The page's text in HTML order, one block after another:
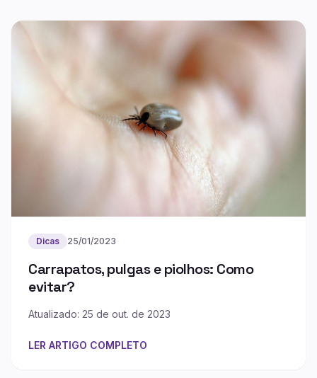
Dicas 25/01/2023
Carrapatos, pulgas e piolhos: Como
evitar?
Atualizado: 25 de out. de 2023
LER ARTIGO COMPLETO